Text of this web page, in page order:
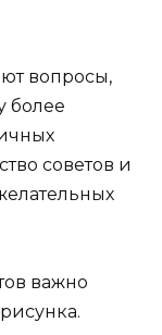
вопросы,
более
советов и
важно